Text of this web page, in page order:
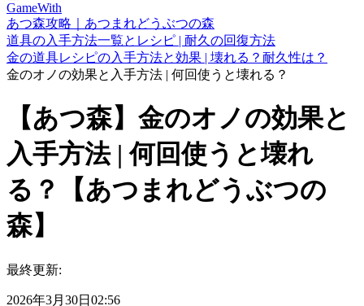
GameWith
あつ森攻略｜あつまれどうぶつの森
道具の入手方法一覧とレシピ | 耐久の回復方法
金の道具レシピの入手方法と効果 | 壊れる？耐久性は？
金のオノの効果と入手方法 | 何回使うと壊れる？
【あつ森】金のオノの効果と
入手方法 | 何回使うと壊れ
る？【あつまれどうぶつの
森】
最終更新:
2026年3月30日02:56